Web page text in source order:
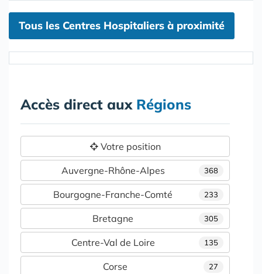
Tous les Centres Hospitaliers à proximité
Accès direct aux Régions
Votre position
368
Auvergne-Rhône-Alpes
233
Bourgogne-Franche-Comté
305
Bretagne
135
Centre-Val de Loire
27
Corse